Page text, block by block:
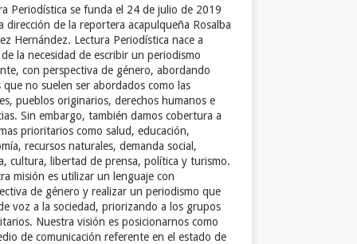
Periodística se funda el 24 de julio de 2019
dirección de la reportera acapulqueña Rosalba
Hernández. Lectura Periodística nace a
la necesidad de escribir un periodismo
con perspectiva de género, abordando
que no suelen ser abordados como las
pueblos originarios, derechos humanos e
Sin embargo, también damos cobertura a
prioritarios como salud, educación,
recursos naturales, demanda social,
cultura, libertad de prensa, política y turismo.
misión es utilizar un lenguaje con
de género y realizar un periodismo que
voz a la sociedad, priorizando a los grupos
Nuestra visión es posicionarnos como
de comunicación referente en el estado de